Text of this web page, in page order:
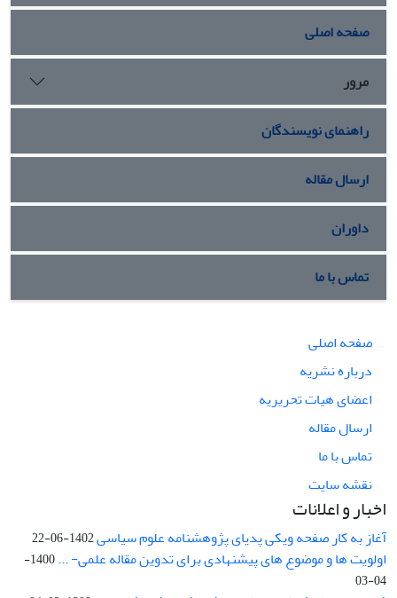
صفحه اصلی
مرور
راهنمای نویسندگان
ارسال مقاله
داوران
تماس با ما
صفحه اصلی
درباره نشریه
اعضای هیات تحریریه
ارسال مقاله
تماس با ما
نقشه سایت
اخبار و اعلانات
آغاز به کار صفحه ویکی پدیای پژوهشنامه علوم سیاسی1402-06-22
اولویت ها و موضوع های پیشنهادی برای تدوین مقاله علمی- ...
1400-
04-03